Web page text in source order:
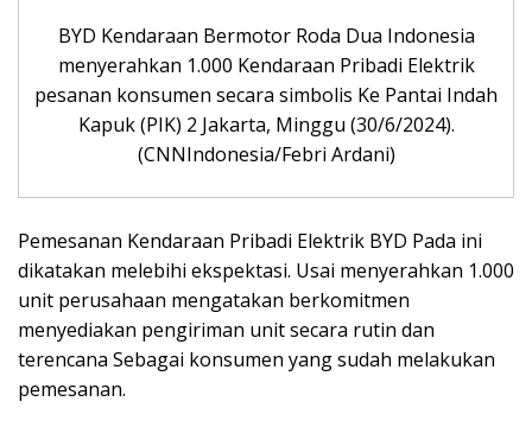
BYD Kendaraan Bermotor Roda Dua Indonesia
menyerahkan 1.000 Kendaraan Pribadi Elektrik
pesanan konsumen secara simbolis Ke Pantai Indah
Kapuk (PIK) 2 Jakarta, Minggu (30/6/2024).
(CNNIndonesia/Febri Ardani)
Pemesanan Kendaraan Pribadi Elektrik BYD Pada ini
dikatakan melebihi ekspektasi. Usai menyerahkan 1.000
unit perusahaan mengatakan berkomitmen
menyediakan pengiriman unit secara rutin dan
terencana Sebagai konsumen yang sudah melakukan
pemesanan.